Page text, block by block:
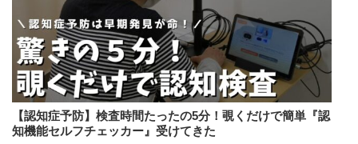
【認知症予防】検査時間たったの5分！覗くだけで簡単『認
知機能セルフチェッカー』受けてきた